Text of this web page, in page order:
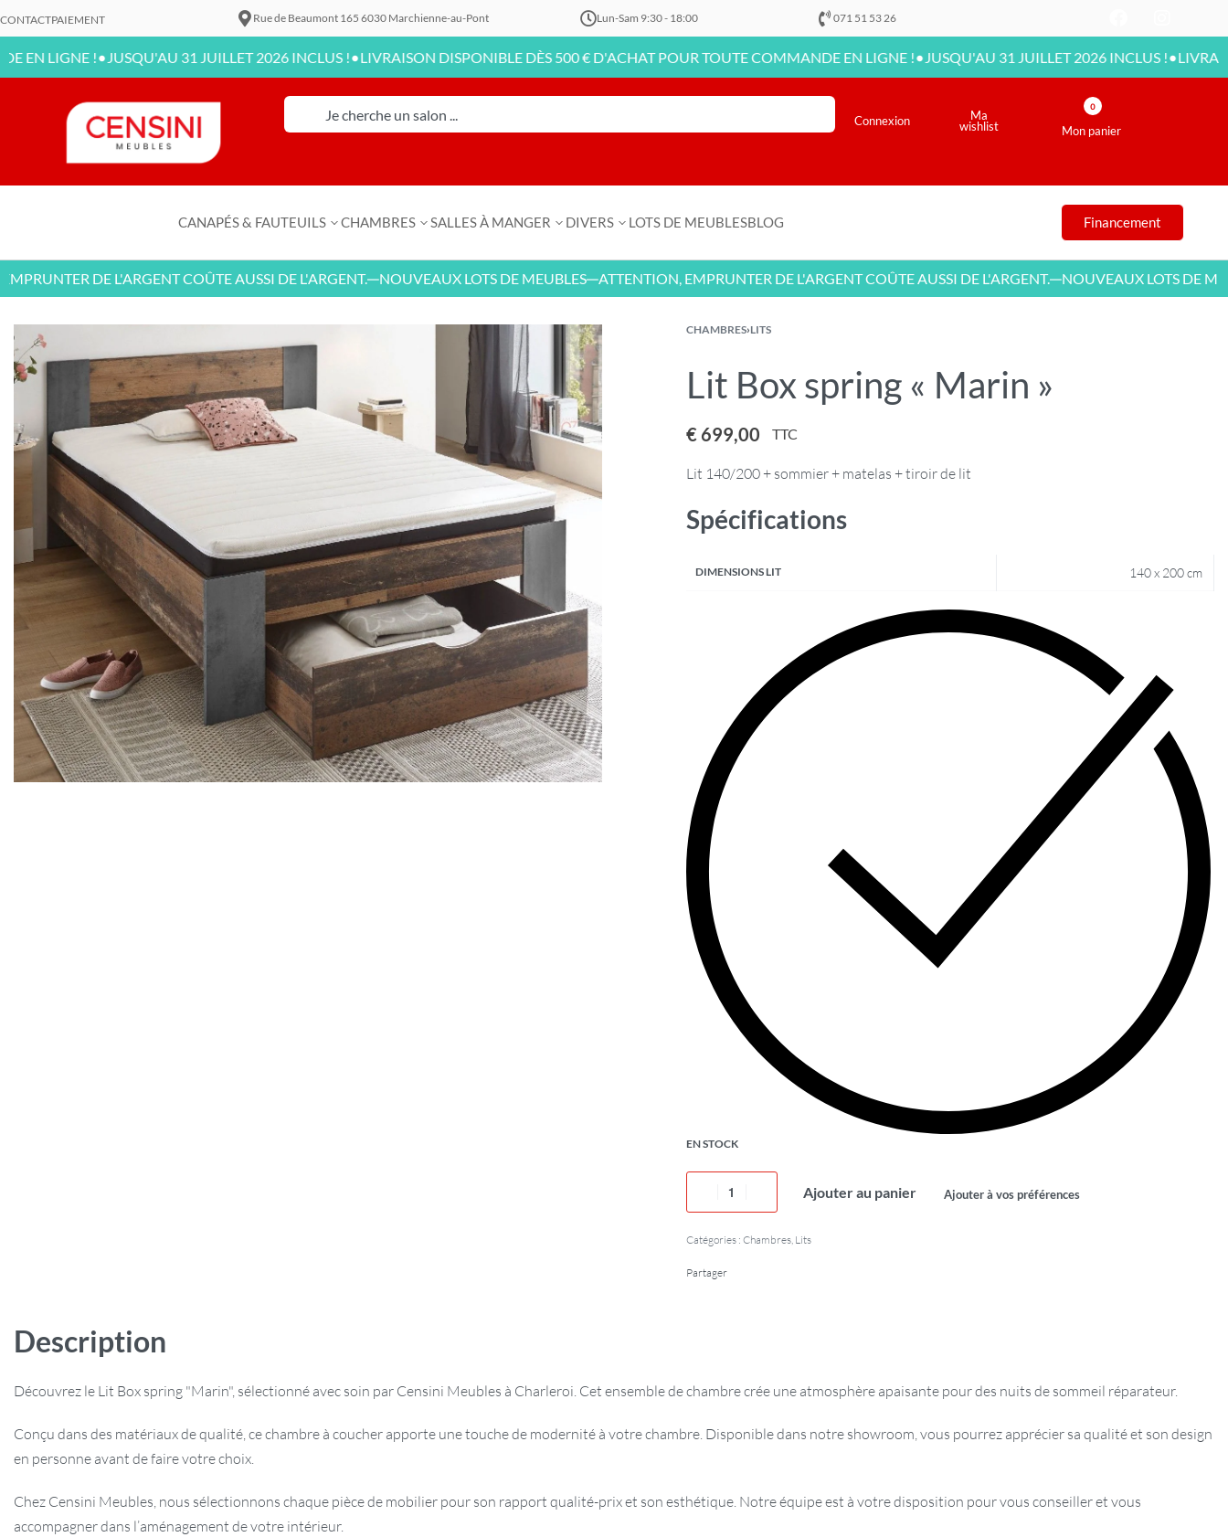
CONTACTPAIEMENT Rue de Beaumont 165 6030 Marchienne-au-Pont Lun-Sam 9:30 - 18:00 071 51 53 26
!• JUSQU'AU 31 JUILLET 2026 INCLUS ! •LIVRAISON DISPONIBLE DÈS 500 € D'ACHAT POUR TOUTE COMMANDE EN LIGNE !• JUSQU'AU 31 JUILLET 2026 INCLUS ! •LIVRAISON
Connexion Ma
wishlist Mon panier
0
CANAPÉS & FAUTEUILS CHAMBRES SALLES À MANGER DIVERS LOTS DE MEUBLESBLOG Financement
DE L'ARGENT COÛTE AUSSI DE L'ARGENT.—NOUVEAUX LOTS DE MEUBLES—ATTENTION, EMPRUNTER DE L'ARGENT COÛTE AUSSI DE L'ARGENT.—NOUVEAUX LOTS DE MEUBLES
CHAMBRES›LITS
Lit Box spring « Marin »
€699,00 TTC
Lit 140/200 + sommier + matelas + tiroir de lit
Spécifications
DIMENSIONS LIT 140 x 200 cm
EN STOCK
Ajouter au panier Ajouter à vos préférences
Catégories : Chambres, Lits
Partager
Description
Découvrez le Lit Box spring "Marin", sélectionné avec soin par Censini Meubles à Charleroi. Cet ensemble de chambre crée une atmosphère apaisante pour des nuits de sommeil réparateur.
Conçu dans des matériaux de qualité, ce chambre à coucher apporte une touche de modernité à votre chambre. Disponible dans notre showroom, vous pourrez apprécier sa qualité et son design
en personne avant de faire votre choix.
Chez Censini Meubles, nous sélectionnons chaque pièce de mobilier pour son rapport qualité-prix et son esthétique. Notre équipe est à votre disposition pour vous conseiller et vous
accompagner dans l’aménagement de votre intérieur.